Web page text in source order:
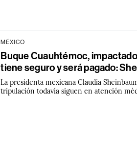
MÉXICO
Buque Cuauhtémoc,
tiene seguro y será pagado:
La presidenta mexicana Claudia
tripulación todavía siguen en atención